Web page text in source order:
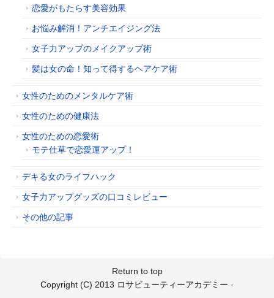
恋愛がもたらす美容効果
お悩み解消！アンチエイジング法
女子力アップのメイクアップ術
髪は女の命！知って得するヘアケア術
女性のためのメンタルケア術
女性のための健康法
女性のための恋愛術
モテ仕草で恋愛運アップ！
デキる女のライフハック
女子力アップグッズの口コミレビュー
その他の記事
Return to top
Copyright (C) 2013 ロサビューティーアカデミー ·